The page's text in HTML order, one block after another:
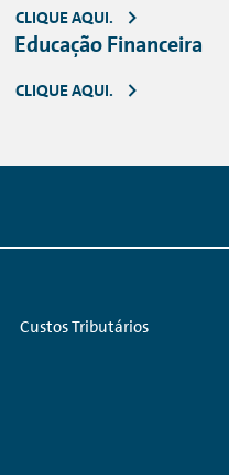
CLIQUE AQUI.
Educação Financeira
CLIQUE AQUI.
Links:
Custos Tributários